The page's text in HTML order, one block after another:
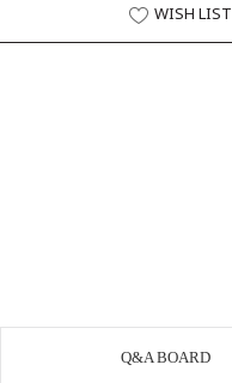
WISH LIST
Q&A BOARD